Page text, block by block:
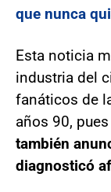
que nunca
Esta noticia
industria del
fanáticos de
años 90,
también
diagnosticó